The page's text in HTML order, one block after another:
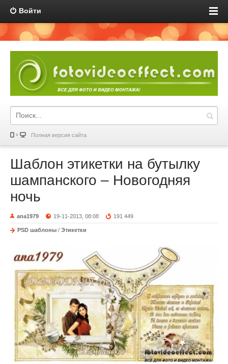
Войти
Полная версия сайта
Шаблон этикетки на бутылку
шампанского – Новогодняя
ночь
ana1979 19-11-2013, 08:08 191 449
PSD шаблоны / Этикетки